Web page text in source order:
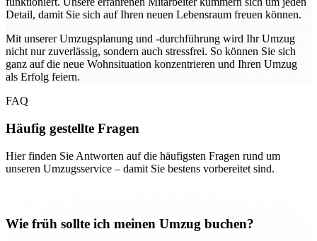
Detail, damit Sie sich auf Ihren neuen Lebensraum freuen können.
Mit unserer Umzugsplanung und -durchführung wird Ihr Umzug
nicht nur zuverlässig, sondern auch stressfrei. So können Sie sich
ganz auf die neue Wohnsituation konzentrieren und Ihren Umzug
als Erfolg feiern.
FAQ
Häufig gestellte Fragen
Hier finden Sie Antworten auf die häufigsten Fragen rund um
unseren Umzugsservice – damit Sie bestens vorbereitet sind.
Wie früh sollte ich meinen Umzug buchen?